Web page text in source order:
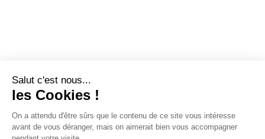
Salut c'est nous...
les Cookies !
On a attendu d'être sûrs que le contenu de ce site vous intéresse
avant de vous déranger, mais on aimerait bien vous accompagner